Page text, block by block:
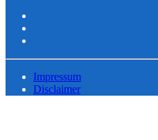
Impressum
Disclaimer